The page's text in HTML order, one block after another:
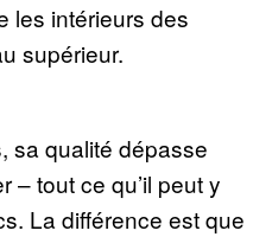
les intérieurs des
supérieur.
sa qualité dépasse
– tout ce qu’il peut y
La différence est que